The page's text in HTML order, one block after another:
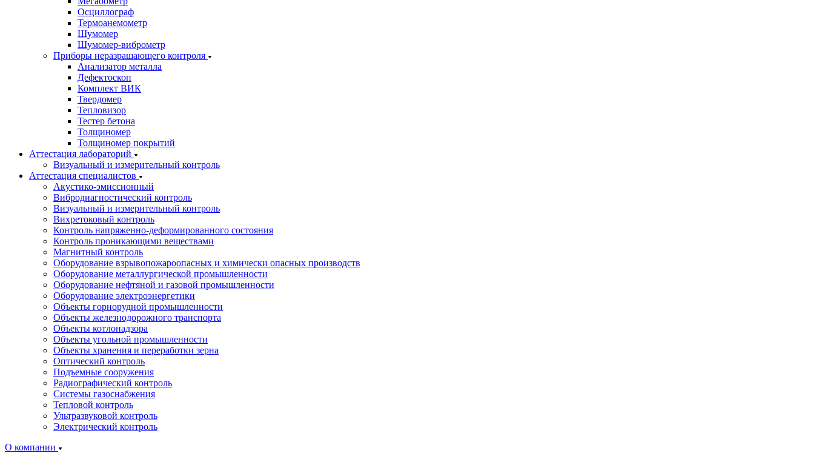
Осциллограф
Термоанемометр
Шумомер
Шумомер-виброметр
Приборы неразрашающего контроля
Анализатор металла
Дефектоскоп
Комплект ВИК
Твердомер
Тепловизор
Тестер бетона
Толщиномер
Толщиномер покрытий
Аттестация лабораторий
Визуальный и измерительный контроль
Аттестация специалистов
Акустико-эмиссионный
Вибродиагностический контроль
Визуальный и измерительный контроль
Вихретоковый контроль
Контроль напряженно-деформированного состояния
Контроль проникающими веществами
Магнитный контроль
Оборудование взрывопожароопасных и химически опасных производств
Оборудование металлургической промышленности
Оборудование нефтяной и газовой промышленности
Оборудование электроэнергетики
Объекты горнорудной промышленности
Объекты железнодорожного транспорта
Объекты котлонадзора
Объекты угольной промышленности
Объекты хранения и переработки зерна
Оптический контроль
Подъемные сооружения
Радиографический контроль
Системы газоснабжения
Тепловой контроль
Ультразвуковой контроль
Электрический контроль
О компании